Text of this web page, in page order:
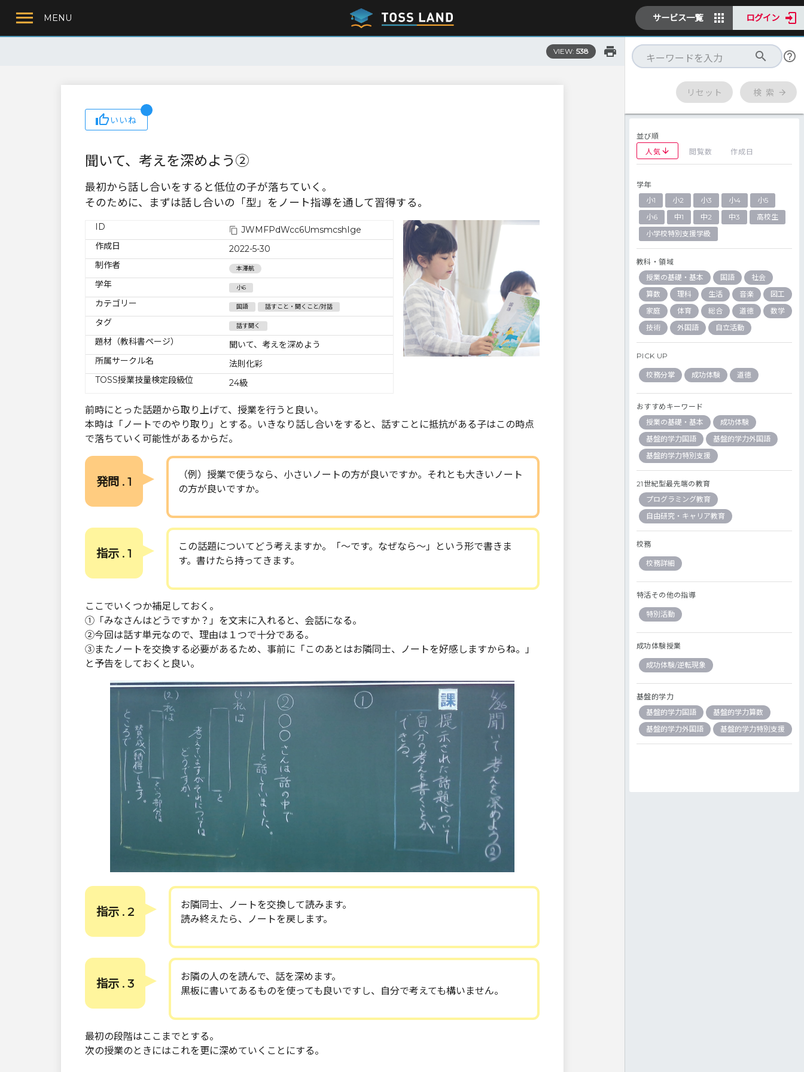
MENU サービス一覧 ログイン
VIEW: 538
いいね
聞いて、考えを深めよう②
最初から話し合いをすると低位の子が落ちていく。
そのために、まずは話し合いの「型」をノート指導を通して習得する。
ID
JWMFPdWcc6UmsmcshIge
作成日
2022-5-30
制作者
本澤航
学年 小6
カテゴリー 国語 話すこと・聞くこと/対話
タグ 話す聞く
題材（教科書ページ）
聞いて、考えを深めよう
所属サークル名
法則化彩
TOSS授業技量検定段級位
24級
前時にとった話題から取り上げて、授業を行うと良い。
本時は「ノートでのやり取り」とする。いきなり話し合いをすると、話すことに抵抗がある子はこの時点
で落ちていく可能性があるからだ。
発問 . 1
（例）授業で使うなら、小さいノートの方が良いですか。それとも大きいノート
の方が良いですか。
指示 . 1
この話題についてどう考えますか。「～です。なぜなら～」という形で書きま
す。書けたら持ってきます。
ここでいくつか補足しておく。
①「みなさんはどうですか？」を文末に入れると、会話になる。
②今回は話す単元なので、理由は１つで十分である。
③またノートを交換する必要があるため、事前に「このあとはお隣同士、ノートを好感しますからね。」
と予告をしておくと良い。
指示 . 2
お隣同士、ノートを交換して読みます。
読み終えたら、ノートを戻します。
指示 . 3
お隣の人のを読んで、話を深めます。
黒板に書いてあるものを使っても良いですし、自分で考えても構いません。
最初の段階はここまでとする。
次の授業のときにはこれを更に深めていくことにする。
リセット 検 索
並び順
人気
閲覧数 作成日
学年
小1
小2 小3 小4
小5
小6
中1 中2 中3
高校生
小学校特別支援学級
教科・領域
授業の基礎・基本
国語
社会
算数
理科 生活 音楽
図工
家庭
体育 総合 道徳
数学
技術
外国語 自立活動
PICK UP
校務分掌 成功体験 道徳
おすすめキーワード
授業の基礎・基本
成功体験
基盤的学力国語
基盤的学力外国語
基盤的学力特別支援
21世紀型最先端の教育
プログラミング教育
自由研究・キャリア教育
校務
校務詳細
特活その他の指導
特別活動
成功体験授業
成功体験/逆転現象
基盤的学力
基盤的学力国語
基盤的学力算数
基盤的学力外国語
基盤的学力特別支援